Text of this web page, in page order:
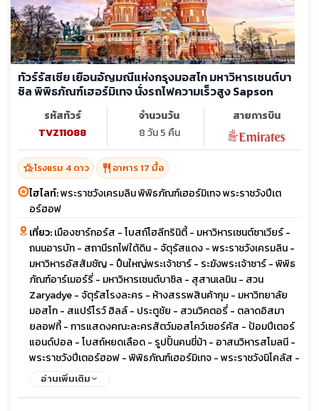
ทัวร์รัสเซีย เยือนอัญมณีแห่งกรุงมอสโก มหาวิหารเซนต์บา
ซิล พิพิธภัณฑ์เฮอร์มิเทจ นั่งรถไฟความเร็วสูง Sapson
รหัสทัวร์
TVZ11088
จำนวนวัน
8 วัน 5 คืน
สายการบิน
hotel_classโรงแรม 4 ดาว restaurant อาหาร 17 มื้อ
ไฮไลท์:พระราชวังเครมลิน พิพิธภัณฑ์เฮอร์มิเทจ พระราชวังปีเต
อร์ฮอฟ
เที่ยว:เมืองซาร์กอร์ส - โบสถ์โฮลีทรินิตี้ - มหาวิหารเซนต์ซาเวียร์ -
ถนนอารบัท - สถานีรถไฟใต้ดิน - จัตุรัสแดง - พระราชวังเครมลิน -
มหาวิหารอัสสัมชัญ - ปืนใหญ่พระเจ้าชาร์ - ระฆังพระเจ้าซาร์ - พิพิธ
ภัณฑ์อาร์เมอร์รี่ - มหาวิหารเซนต์บาซิล - สุสานเลนิน - สวน
Zaryadye - จัตุรัสโรงละคร - ห้างสรรพสินค้ากุม - มหาวิทยาลัย
มอสโก - สแปร์โรว์ ฮิลล์ - ประตูชัย - สวนวิคตอรี่ - ตลาดอิสมา
ยลอฟกี้ - การแสดงคณะละครสัตว์มอสโคว์เซอร์คัส - ป้อมปีเตอร์
แอนด์ปอล - โบสถ์หยดเลือด - รูปปั้นคนขี่ม้า - อาสนวิหารสโมลนี -
พระราชวังปีเตอร์ฮอฟ - พิพิธภัณฑ์เฮอร์มิเทจ - พระราชวังนิโคลัส -
มหาวิหารเซนต์ไอแซค - ถนนเนฟสกี - พระราชวังแคทเธอรีน - พัลโค
อ่านเพิ่มเติม